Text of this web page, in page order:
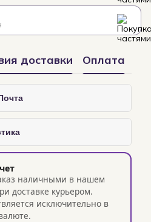
доставки Оплата
наличными в нашем
доставке курьером.
исключительно в